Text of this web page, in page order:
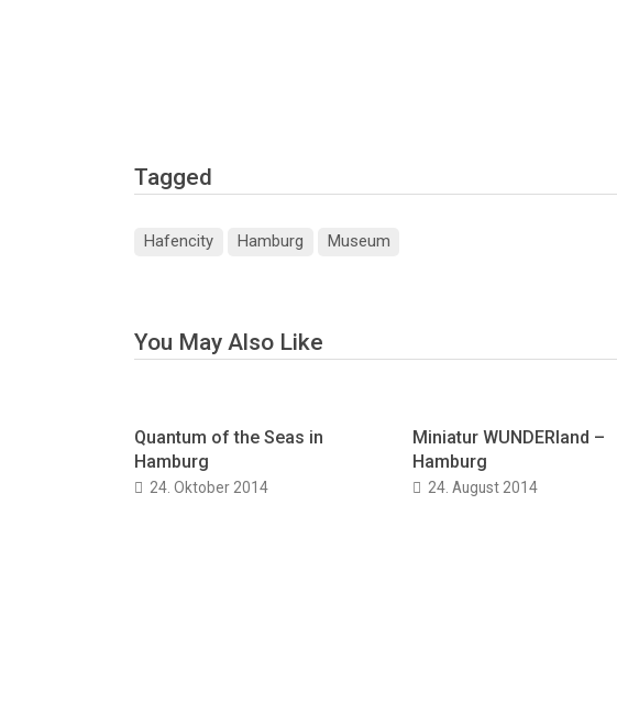
Tagged
Hafencity Hamburg Museum
You May Also Like
Quantum of the Seas in
Hamburg
24. Oktober 2014
Miniatur WUNDERland –
Hamburg
24. August 2014